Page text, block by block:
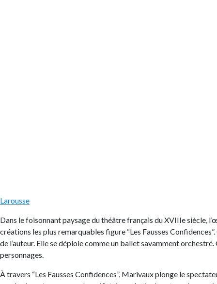
Larousse
Dans le foisonnant paysage du théâtre français du XVIIIe siècle,
créations les plus remarquables figure “Les Fausses
de l’auteur. Elle se déploie comme un ballet savamment
personnages.
À travers “Les Fausses Confidences”, Marivaux plonge le